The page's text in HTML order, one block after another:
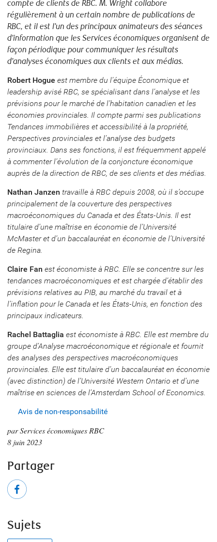
compte de clients de RBC. M. Wright collabore
régulièrement à un certain nombre de publications de
RBC, et il est l’un des principaux animateurs des séances
d’information que les Services économiques organisent de
façon périodique pour communiquer les résultats
d’analyses économiques aux clients et aux médias.
Robert Hogue est membre du l’équipe Économique et
leadership avisé RBC, se spécialisant dans l’analyse et les
prévisions pour le marché de l’habitation canadien et les
économies provinciales. Il compte parmi ses publications
Tendances immobilières et accessibilité à la propriété,
Perspectives provinciales et l’analyse des budgets
provinciaux. Dans ses fonctions, il est fréquemment appelé
à commenter l’évolution de la conjoncture économique
auprès de la direction de RBC, de ses clients et des médias.
Nathan Janzen travaille à RBC depuis 2008, où il s’occupe
principalement de la couverture des perspectives
macroéconomiques du Canada et des États-Unis. Il est
titulaire d’une maîtrise en économie de l’Université
McMaster et d’un baccalauréat en économie de l’Université
de Regina.
Claire Fan est économiste à RBC. Elle se concentre sur les
tendances macroéconomiques et est chargée d’établir des
prévisions relatives au PIB, au marché du travail et à
l’inflation pour le Canada et les États-Unis, en fonction des
principaux indicateurs.
Rachel Battaglia est économiste à RBC. Elle est membre du
groupe d’Analyse macroéconomique et régionale et fournit
des analyses des perspectives macroéconomiques
provinciales. Elle est titulaire d’un baccalauréat en économie
(avec distinction) de l’Université Western Ontario et d’une
maîtrise en sciences de l’Amsterdam School of Economics.
Avis de non-responsabilité
par Services économiques RBC
8 juin 2023
Partager
Sujets